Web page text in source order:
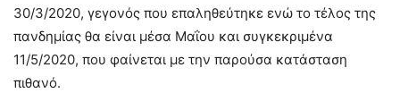
30/3/2020, γεγονός που επαληθεύτηκε ενώ το τέλος της
πανδημίας θα είναι μέσα Μαΐου και συγκεκριμένα
11/5/2020, που φαίνεται με την παρούσα κατάσταση
πιθανό.